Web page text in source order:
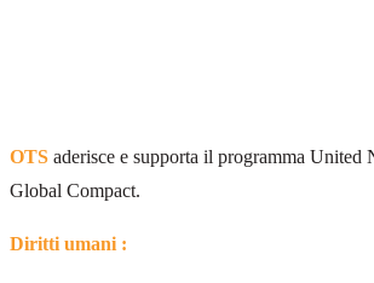
OTS aderisce e supporta il programma United
Global Compact.
Diritti umani :